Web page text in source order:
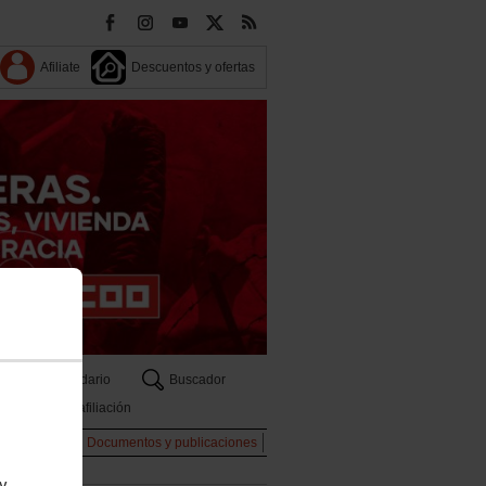
Afiliate Descuentos y ofertas
Calendario
Buscador
Zona afiliación
Documentos y publicaciones